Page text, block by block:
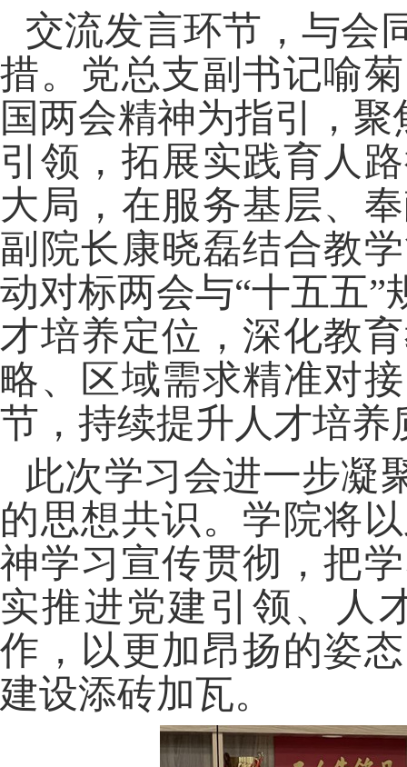
交流发言环节，与会
措。党总支副书记喻
国两会精神为指引，聚
引领，拓展实践育人
大局，在服务基层、
副院长康晓磊结合教
动对标两会与“十五五
才培养定位，深化教
略、区域需求精准对
节，持续提升人才培养
此次学习会进一步凝
的思想共识。学院将
神学习宣传贯彻，把
实推进党建引领、人
作，以更加昂扬的姿
建设添砖加瓦。